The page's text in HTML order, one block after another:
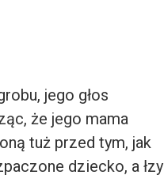
jego głos
że jego mama
tuż przed tym, jak
dziecko, a łzy